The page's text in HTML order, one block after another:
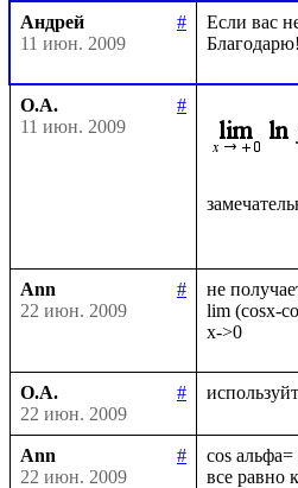
Андрей
#
11 июн. 2009
Если вас
О.А.
#
11 июн. 2009
Ann
#
22 июн. 2009
не
lim (cosx-
О.А.
#
22 июн. 2009
Ann
#
22 июн. 2009
cos альфа=